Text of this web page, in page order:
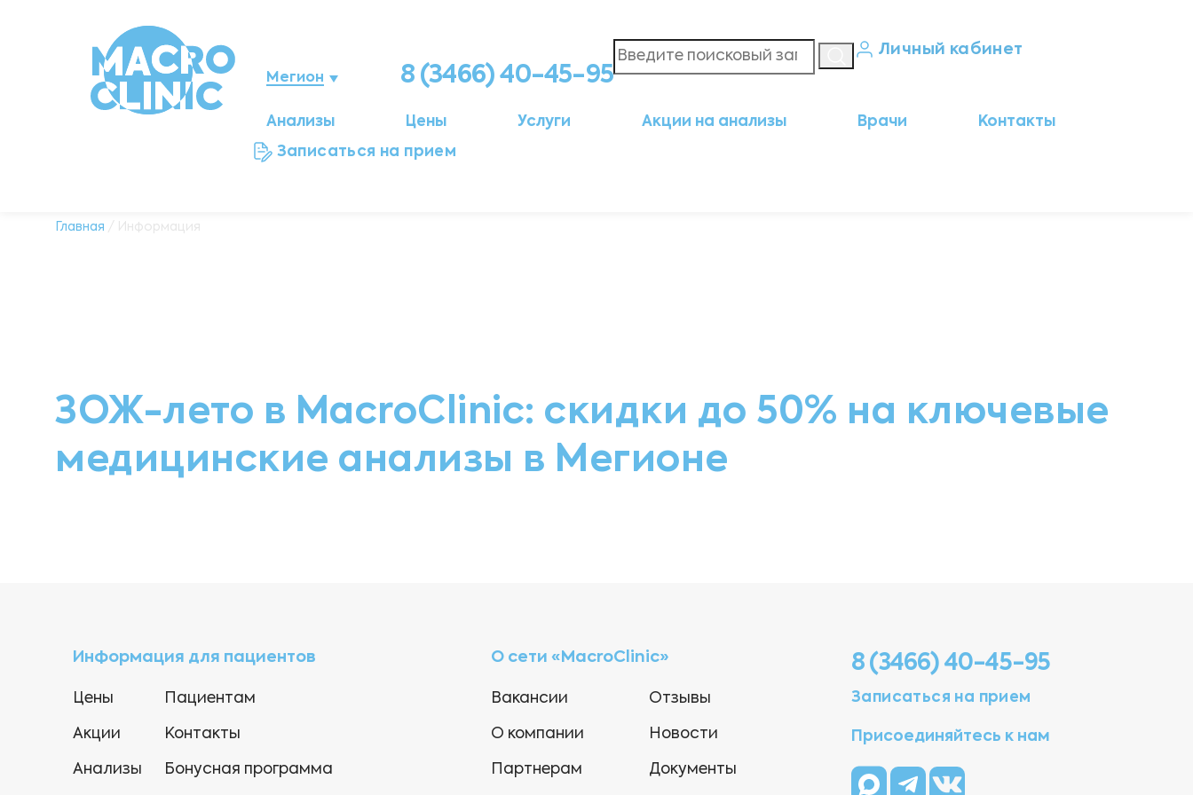
Мегион
Нижневартовск
8 (3466) 40-45-95
Личный кабинет
Анализы Цены Услуги Акции на анализы Врачи
Контакты
Записаться на прием
Главная / Информация
ЗОЖ-лето в MacroClinic: скидки до 50% на ключевые
медицинские анализы в Мегионе
Информация для пациентов
Цены
Акции
Анализы
Пациентам
Контакты
Бонусная программа
О сети «MacroClinic»
Вакансии
О компании
Партнерам
Отзывы
Новости
Документы
8 (3466) 40-45-95
Записаться на прием
Присоединяйтесь к нам